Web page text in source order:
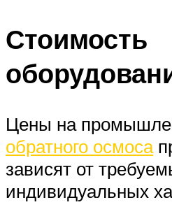
Стоимость
Цены на
обратного осмоса
зависят от
индивидуальных